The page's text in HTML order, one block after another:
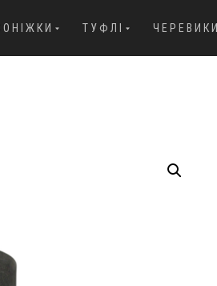
ТУФЛІ ЧЕРЕВИКИ